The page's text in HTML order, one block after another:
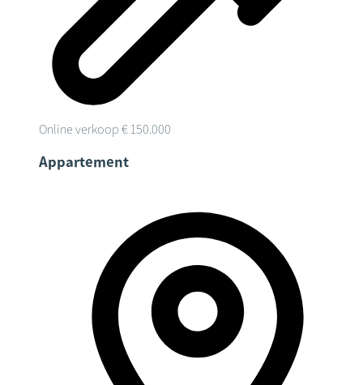
Online verkoop € 150.000
Appartement